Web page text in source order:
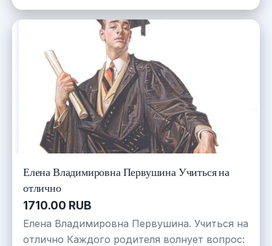
Елена Владимировна Первушина Учиться на
отлично
1710.00 RUB
Елена Владимировна Первушина. Учиться на
отлично Каждого родителя волнует вопрос: